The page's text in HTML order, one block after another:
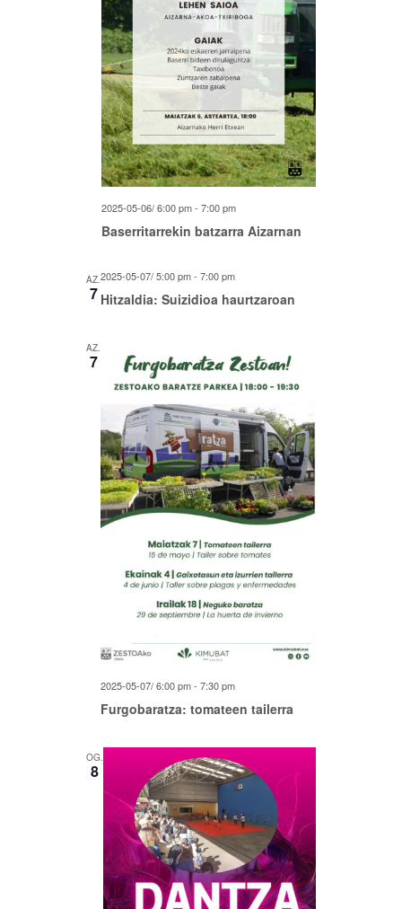
Baserritarrekin batzarra Aizarnan
2025-05-06/ 6:00 pm- 7:00 pm
AZ.
7 Hitzaldia: Suizidioa haurtzaroan
2025-05-07/ 5:00 pm- 7:00 pm
AZ.
7
Furgobaratza: tomateen tailerra
2025-05-07/ 6:00 pm- 7:30 pm
OG.
8